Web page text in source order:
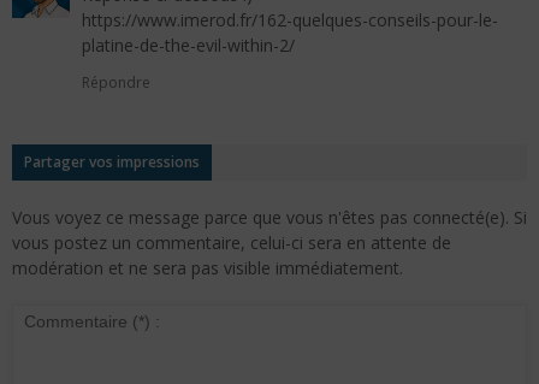
https://www.imerod.fr/162-quelques-conseils-pour-le-
platine-de-the-evil-within-2/
Répondre
Partager vos impressions
Vous voyez ce message parce que vous n'êtes pas connecté(e). Si
vous postez un commentaire, celui-ci sera en attente de
modération et ne sera pas visible immédiatement.